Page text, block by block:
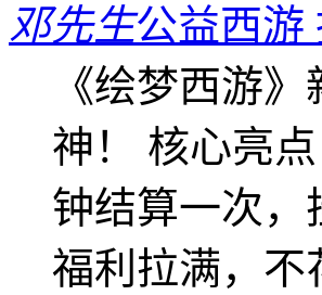
邓先生公益西游
《绘梦西游
神！ 核心亮
钟结算一次，
福利拉满，不